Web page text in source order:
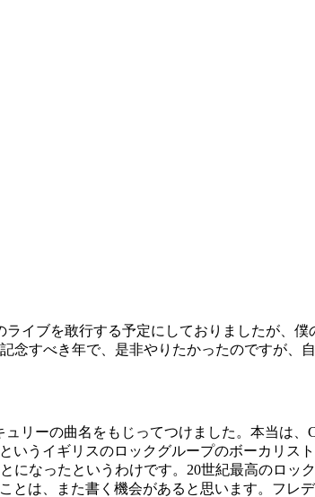
イブを敢行する予定にしておりましたが、
すべき年で、是非やりたかったのですが、
ーの曲名をもじってつけました。本当は、
うイギリスのロックグループのボーカリス
なったというわけです。20世紀最高のロッ
は、また書く機会があると思います。フレ